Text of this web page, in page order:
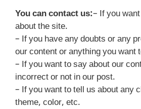
You can contact us:– If you
about the site.
– If you have any doubts or any
our content or anything you want
– If you want to say about our
incorrect or not in our post.
– If you want to tell us about any
theme, color, etc.